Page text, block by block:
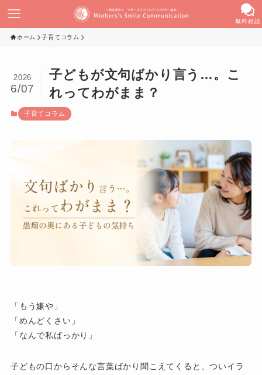
無料相談
ホーム 子育てコラム
子どもが文句ばかり言う…。こ
れってわがまま？
2026
6/07
子育てコラム
「もう嫌や」
「めんどくさい」
「なんで私ばっかり」
子どもの口からそんな言葉ばかり聞こえてくると、ついイラ